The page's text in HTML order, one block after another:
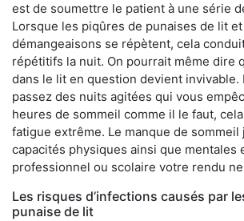
est de soumettre le patient à une série
Lorsque les piqûres de punaises de lit
démangeaisons se répètent, cela
répétitifs la nuit. On pourrait même dire
dans le lit en question devient invivable.
passez des nuits agitées qui vous
heures de sommeil comme il le faut,
fatigue extrême. Le manque de sommeil
capacités physiques ainsi que mentales
professionnel ou scolaire votre rendu
Les risques d’infections causés par
punaise de lit